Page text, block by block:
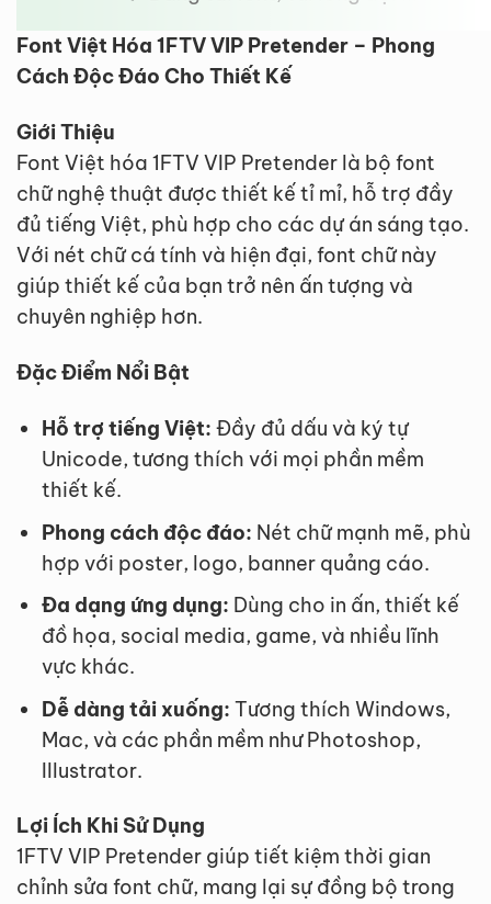
Font Việt Hóa 1FTV VIP Pretender – Phong
Cách Độc Đáo Cho Thiết Kế
Giới Thiệu
Font Việt hóa 1FTV VIP Pretender là bộ font
chữ nghệ thuật được thiết kế tỉ mỉ, hỗ trợ đầy
đủ tiếng Việt, phù hợp cho các dự án sáng tạo.
Với nét chữ cá tính và hiện đại, font chữ này
giúp thiết kế của bạn trở nên ấn tượng và
chuyên nghiệp hơn.
Đặc Điểm Nổi Bật
Hỗ trợ tiếng Việt: Đầy đủ dấu và ký tự
Unicode, tương thích với mọi phần mềm
thiết kế.
Phong cách độc đáo: Nét chữ mạnh mẽ, phù
hợp với poster, logo, banner quảng cáo.
Đa dạng ứng dụng: Dùng cho in ấn, thiết kế
đồ họa, social media, game, và nhiều lĩnh
vực khác.
Dễ dàng tải xuống: Tương thích Windows,
Mac, và các phần mềm như Photoshop,
Illustrator.
Lợi Ích Khi Sử Dụng
1FTV VIP Pretender giúp tiết kiệm thời gian
chỉnh sửa font chữ, mang lại sự đồng bộ trong